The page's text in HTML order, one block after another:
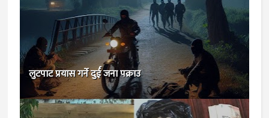
लुटपाट प्रयास गर्ने दुर्ई जना पक्राउ